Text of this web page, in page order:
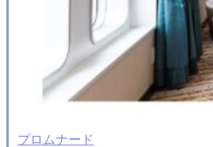
プロムナード